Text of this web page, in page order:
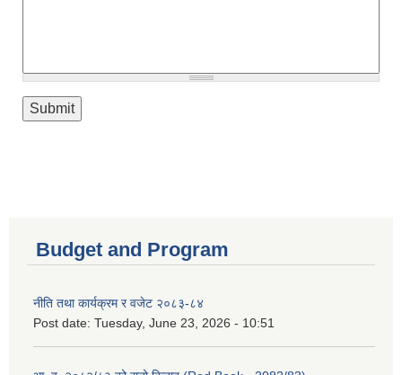
Budget and Program
नीति तथा कार्यक्रम र वजेट २०८३-८४
Post date: Tuesday, June 23, 2026 - 10:51